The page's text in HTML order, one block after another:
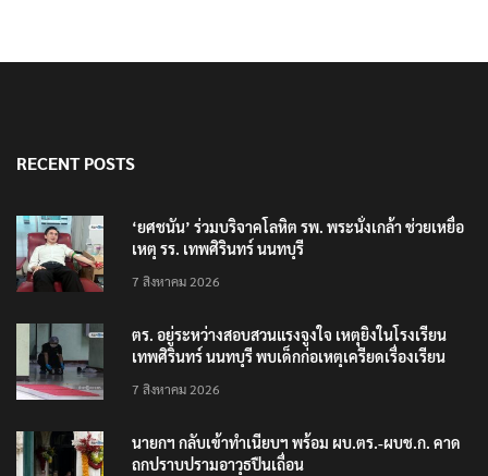
RECENT POSTS
‘ยศชนัน’ ร่วมบริจาคโลหิต รพ. พระนั่งเกล้า ช่วยเหยื่อ
เหตุ รร. เทพศิรินทร์ นนทบุรี
7 สิงหาคม 2026
ตร. อยู่ระหว่างสอบสวนแรงจูงใจ เหตุยิงในโรงเรียน
เทพศิรินทร์ นนทบุรี พบเด็กก่อเหตุเครียดเรื่องเรียน
7 สิงหาคม 2026
นายกฯ กลับเข้าทำเนียบฯ พร้อม ผบ.ตร.-ผบช.ก. คาด
ถกปราบปรามอาวุธปืนเถื่อน